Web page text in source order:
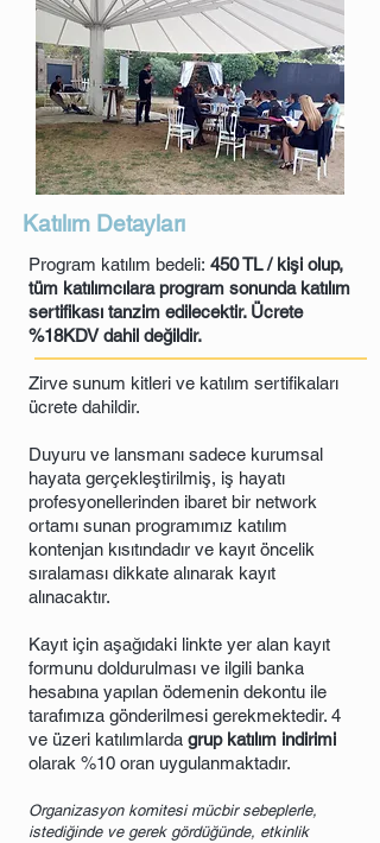
Katılım Detayları
Program katılım bedeli: 450 TL / kişi olup,
tüm katılımcılara program sonunda katılım
sertifikası tanzim edilecektir. Ücrete
%18KDV dahil değildir.
Zirve sunum kitleri ve katılım sertifikaları
ücrete dahildir.
Duyuru ve lansmanı sadece kurumsal
hayata gerçekleştirilmiş, iş hayatı
profesyonellerinden ibaret bir network
ortamı sunan programımız katılım
kontenjan kısıtındadır ve kayıt öncelik
sıralaması dikkate alınarak kayıt
alınacaktır.
Kayıt için aşağıdaki linkte yer alan kayıt
formunu doldurulması ve ilgili banka
hesabına yapılan ödemenin dekontu ile
tarafımıza gönderilmesi gerekmektedir. 4
ve üzeri katılımlarda grup katılım indirimi
olarak %10 oran uygulanmaktadır.
Organizasyon komitesi mücbir sebeplerle,
istediğinde ve gerek gördüğünde, etkinlik